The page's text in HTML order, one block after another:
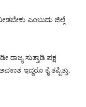
ಎಂಬುದು ಜಿಲ್ಲೆ
ಸುತ್ತಾಡಿ ಪಕ್ಷ
ಇದ್ದರೂ ಕೈ ತಪ್ಪಿತ್ತು.